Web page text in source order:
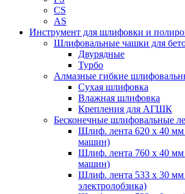
CS
AS
Инструмент для шлифовки и
Шлифовальные чашки для
Двурядные
Турбо
Алмазные гибкие
Cухая шлифовка
Влажная шлифовка
Крепления для АГШК
Бесконечные шлифовальные
Шлиф. лента 620 х 40 мм
машин)
Шлиф. лента 760 х 40 мм
машин)
Шлиф. лента 533 х 30 мм
электролобзика)